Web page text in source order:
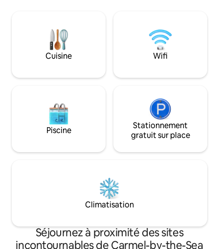
ou à l'intérieur, d'une baignoire au spa et
d'un feu au chevet le soir. Envoyez-moi
un message au sujet des activités et
autres équipements que je peux fournir
dispose de trois
dont une avec un
reposer et
environnante.
Cuisine Wifi
Piscine
Stationnement
gratuit sur place
Climatisation
Séjournez à proximité des sites
incontournables de Carmel-by-the-Sea